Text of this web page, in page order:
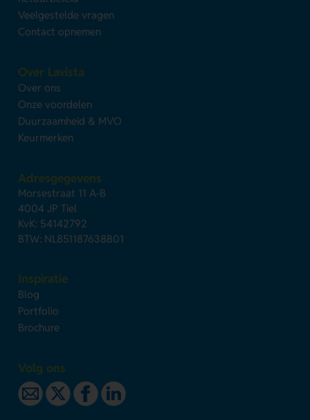
Veelgestelde vragen
Contact opnemen
Over Lavista
Over ons
Onze voordelen
Duurzaamheid & MVO
Keurmerken
Adresgegevens
Morsestraat 11 A-B
4004 JP Tiel
KvK: 54142792
BTW: NL851187638B01
Inspiratie
Blog
Portfolio
Brochure
Volg ons